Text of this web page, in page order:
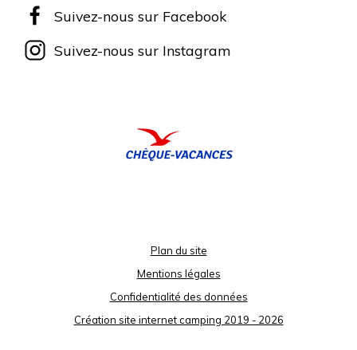
Suivez-nous sur Facebook
Suivez-nous sur Instagram
Plan du site
Mentions légales
Confidentialité des données
Création site internet camping 2019 - 2026